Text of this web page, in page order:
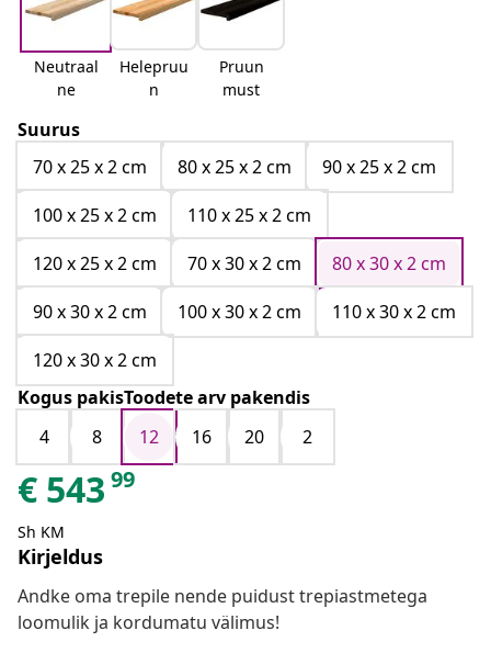
Neutraal
ne
Helepruu
n
Pruun
must
Suurus
70 x 25 x 2 cm
80 x 25 x 2 cm
90 x 25 x 2 cm
100 x 25 x 2 cm
110 x 25 x 2 cm
120 x 25 x 2 cm
70 x 30 x 2 cm
80 x 30 x 2 cm
90 x 30 x 2 cm
100 x 30 x 2 cm
110 x 30 x 2 cm
120 x 30 x 2 cm
Kogus pakisToodete arv pakendis
4
8 12 16 20 2
€ 543 99
Sh KM
Kirjeldus
Andke oma trepile nende puidust trepiastmetega
loomulik ja kordumatu välimus!